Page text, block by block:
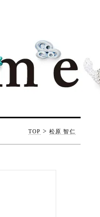
TOP > 松原 智仁